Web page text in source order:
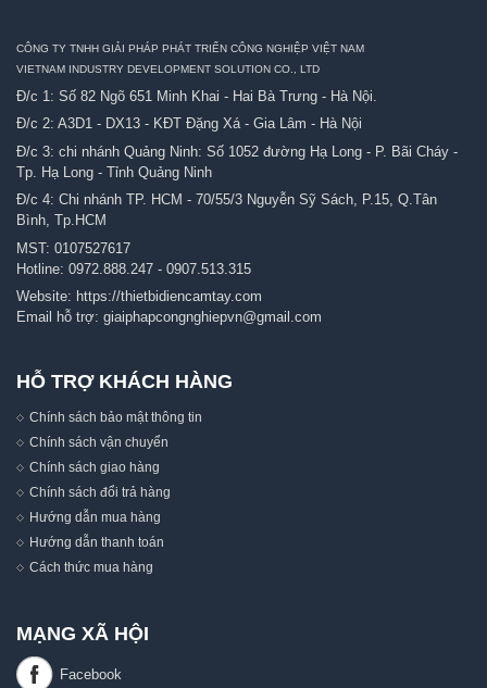
CÔNG TY TNHH GIẢI PHÁP PHÁT TRIỂN CÔNG NGHIỆP VIỆT NAM
VIETNAM INDUSTRY DEVELOPMENT SOLUTION CO., LTD
Đ/c 1: Số 82 Ngõ 651 Minh Khai - Hai Bà Trưng - Hà Nội.
Đ/c 2: A3D1 - DX13 - KĐT Đặng Xá - Gia Lâm - Hà Nội
Đ/c 3: chi nhánh Quảng Ninh: Số 1052 đường Hạ Long - P. Bãi Cháy -
Tp. Hạ Long - Tỉnh Quảng Ninh
Đ/c 4: Chi nhánh TP. HCM - 70/55/3 Nguyễn Sỹ Sách, P.15, Q.Tân
Bình, Tp.HCM
MST: 0107527617
Hotline: 0972.888.247 - 0907.513.315
Website: https://thietbidiencamtay.com
Email hỗ trợ: giaiphapcongnghiepvn@gmail.com
HỖ TRỢ KHÁCH HÀNG
Chính sách bảo mật thông tin
Chính sách vận chuyển
Chính sách giao hàng
Chính sách đổi trả hàng
Hướng dẫn mua hàng
Hướng dẫn thanh toán
Cách thức mua hàng
MẠNG XÃ HỘI